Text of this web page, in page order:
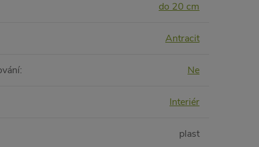
do 20 cm
Antracit
: Ne
Interiér
plast